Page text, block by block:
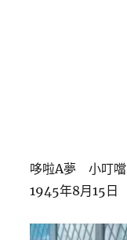
哆啦A夢 小叮噹
1945年8月15日